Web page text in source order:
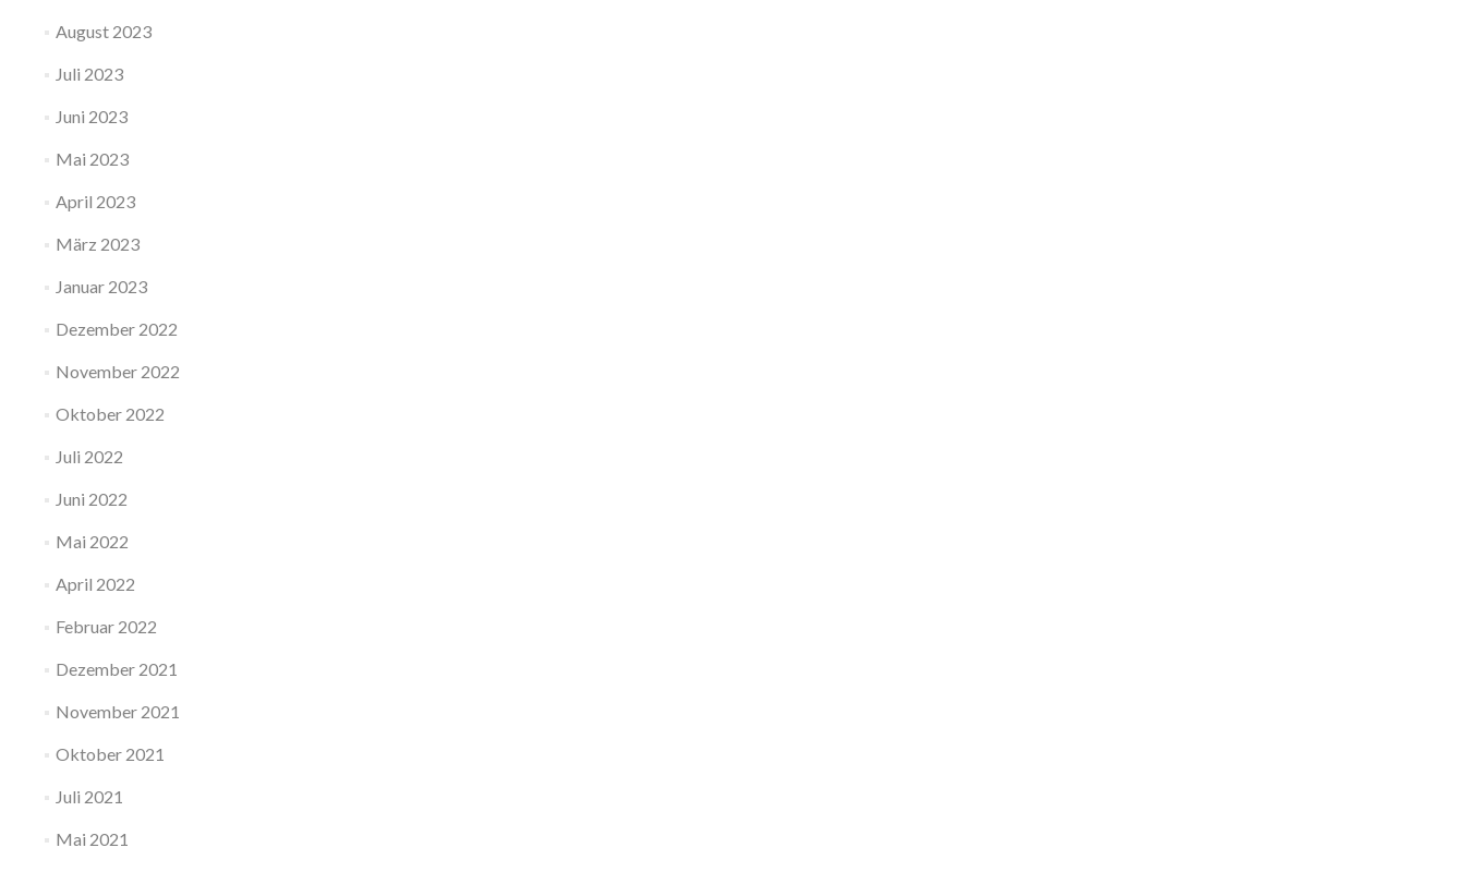
August 2023
Juli 2023
Juni 2023
Mai 2023
April 2023
März 2023
Januar 2023
Dezember 2022
November 2022
Oktober 2022
Juli 2022
Juni 2022
Mai 2022
April 2022
Februar 2022
Dezember 2021
November 2021
Oktober 2021
Juli 2021
Mai 2021